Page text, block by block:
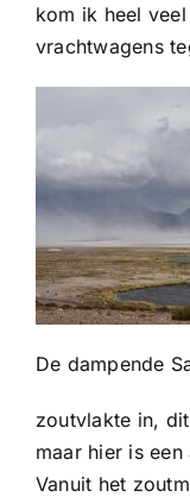
kom ik heel
vrachtwagens
De dampende
zoutvlakte in,
maar hier is
Vanuit het